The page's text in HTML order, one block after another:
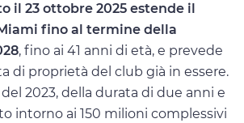
il 23 ottobre 2025 estende il
fino al termine della
, fino ai 41 anni di età, e prevede
di proprietà del club già in essere.
del 2023, della durata di due anni e
intorno ai 150 milioni complessivi